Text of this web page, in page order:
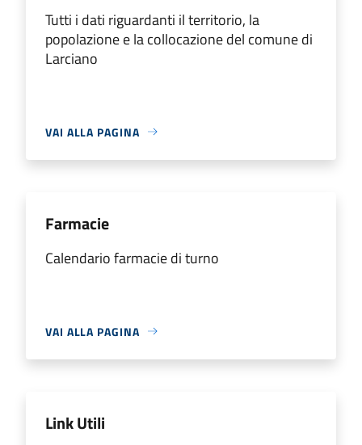
Tutti i dati riguardanti il territorio, la
popolazione e la collocazione del comune di
Larciano
VAI ALLA PAGINA
Farmacie
Calendario farmacie di turno
VAI ALLA PAGINA
Link Utili